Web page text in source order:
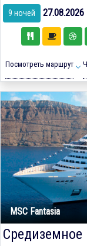
9 ночей 27.08.2026
Посмотреть маршрут
MSC Fantasia
Средиземное